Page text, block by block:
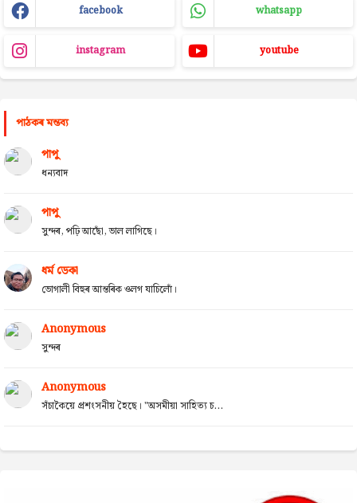
facebook whatsapp
instagram youtube
পাঠকৰ মন্তব্য
পাপু
ধন্যবাদ
পাপু
সুন্দৰ, পঢ়ি আছোঁ, ভাল লাগিছে।
ধৰ্ম ডেকা
ভোগালী বিহুৰ আন্তৰিক ওলগ যাচিলোঁ।
Anonymous
সুন্দৰ
Anonymous
সঁচাকৈয়ে প্ৰশংসনীয় হৈছে। "অসমীয়া সাহিত্য চ...